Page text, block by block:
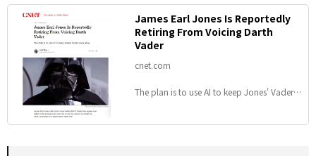
James Earl Jones Is Reportedly
Retiring From Voicing Darth
Vader
cnet.com
The plan is to use AI to keep Jones' Vader